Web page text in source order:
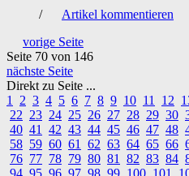
/
Artikel kommentieren
vorige Seite
Seite 70 von 146
nächste Seite
Direkt zu Seite ...
1
2 3 4 5 6 7 8 9 10 11 12
22 23 24 25 26 27 28 29 30
40 41 42 43 44 45 46 47 48
58 59 60 61 62 63 64 65 66
76 77 78 79 80 81 82 83 84